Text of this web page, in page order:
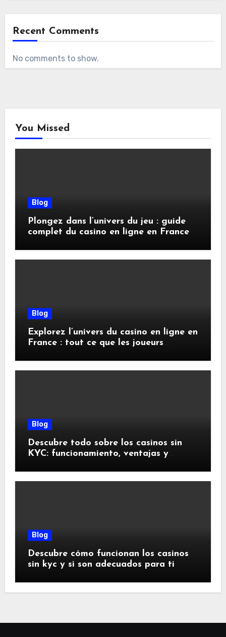
Recent Comments
No comments to show.
You Missed
Blog
Plongez dans l’univers du jeu : guide
complet du casino en ligne en France
Blog
Explorez l’univers du casino en ligne en
France : tout ce que les joueurs
Blog
Descubre todo sobre los casinos sin
KYC: funcionamiento, ventajas y
Blog
Descubre cómo funcionan los casinos
sin kyc y si son adecuados para ti